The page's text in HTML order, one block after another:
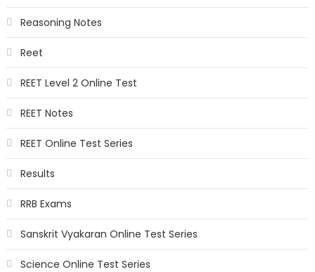
Reasoning Notes
Reet
REET Level 2 Online Test
REET Notes
REET Online Test Series
Results
RRB Exams
Sanskrit Vyakaran Online Test Series
Science Online Test Series